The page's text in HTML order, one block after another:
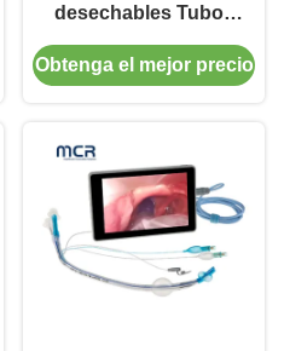
desechables Tubos
endotraqueales de
doble luz con
Obtenga el mejor precio